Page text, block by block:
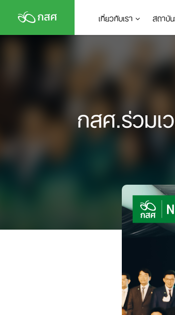
content
เกี่ยวกับเรา สถาบั
กสศ.ร่วมเ